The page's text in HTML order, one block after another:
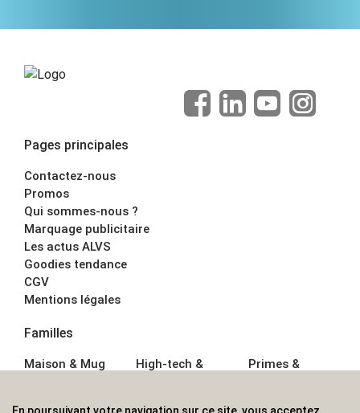
Pages principales
Contactez-nous
Promos
Qui sommes-nous ?
Marquage publicitaire
Les actus ALVS
Goodies tendance
CGV
Mentions légales
Familles
Maison & Mug
High-tech &
Primes &